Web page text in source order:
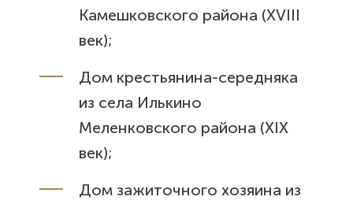
Камешковского района (XVIII
век);
Дом крестьянина-середняка
из села Илькино
Меленковского района (XIX
век);
Дом зажиточного хозяина из